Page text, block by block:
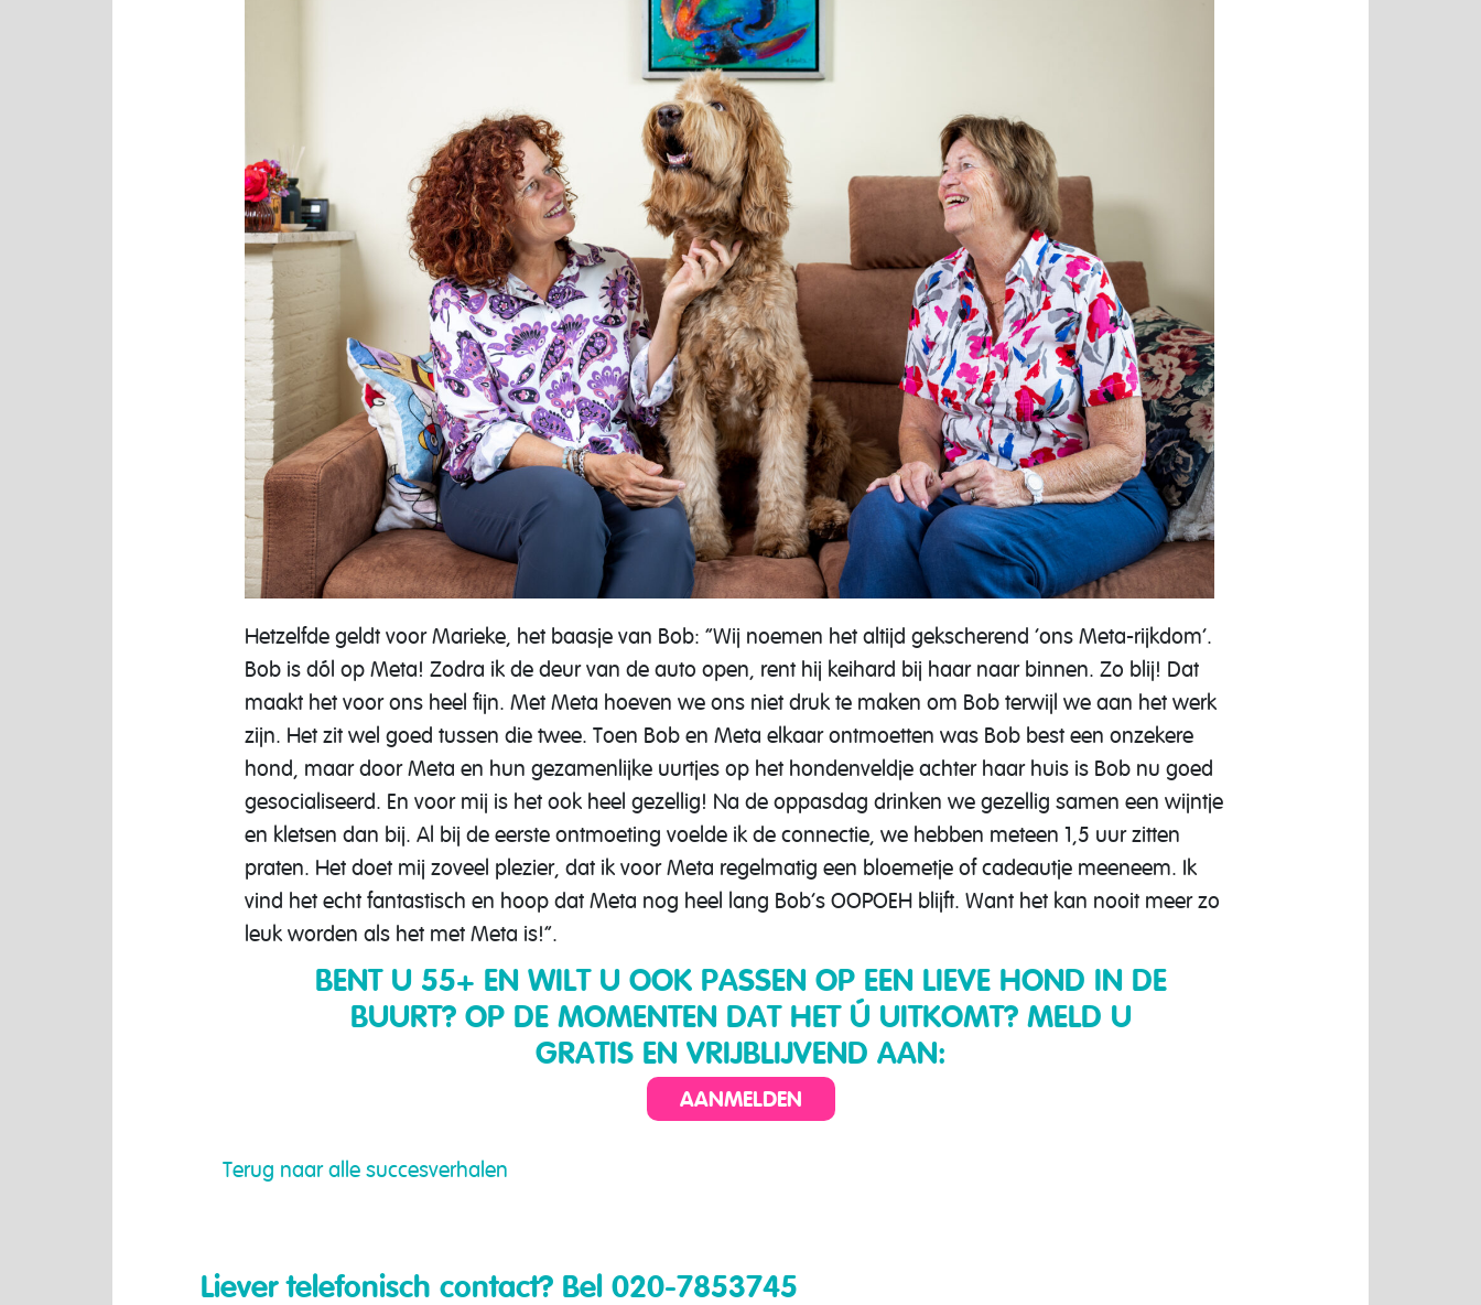
Hetzelfde geldt voor Marieke, het baasje van Bob: “Wij noemen het altijd gekscherend ‘ons Meta-rijkdom’.
Bob is dól op Meta! Zodra ik de deur van de auto open, rent hij keihard bij haar naar binnen. Zo blij! Dat
maakt het voor ons heel fijn. Met Meta hoeven we ons niet druk te maken om Bob terwijl we aan het werk
zijn. Het zit wel goed tussen die twee. Toen Bob en Meta elkaar ontmoetten was Bob best een onzekere
hond, maar door Meta en hun gezamenlijke uurtjes op het hondenveldje achter haar huis is Bob nu goed
gesocialiseerd. En voor mij is het ook heel gezellig! Na de oppasdag drinken we gezellig samen een wijntje
en kletsen dan bij. Al bij de eerste ontmoeting voelde ik de connectie, we hebben meteen 1,5 uur zitten
praten. Het doet mij zoveel plezier, dat ik voor Meta regelmatig een bloemetje of cadeautje meeneem. Ik
vind het echt fantastisch en hoop dat Meta nog heel lang Bob’s OOPOEH blijft. Want het kan nooit meer zo
leuk worden als het met Meta is!”.
BENT U 55+ EN WILT U OOK PASSEN OP EEN LIEVE HOND IN DE
BUURT? OP DE MOMENTEN DAT HET Ú UITKOMT? MELD U
GRATIS EN VRIJBLIJVEND AAN:
AANMELDEN
Terug naar alle succesverhalen
Liever telefonisch contact? Bel 020-7853745